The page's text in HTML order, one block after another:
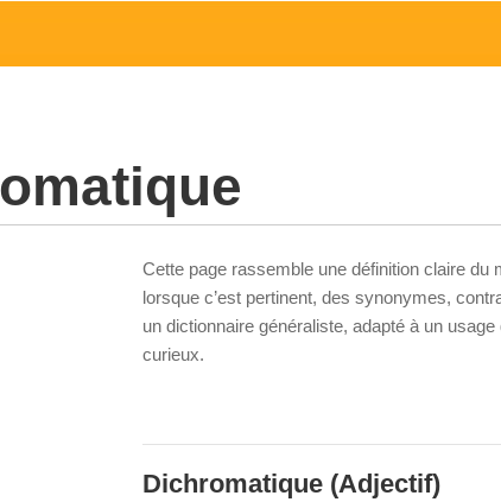
Cette page rassemble une définition claire du
lorsque c’est pertinent, des synonymes,
un dictionnaire généraliste, adapté à un
curieux.
Dichromatique (Adjectif)